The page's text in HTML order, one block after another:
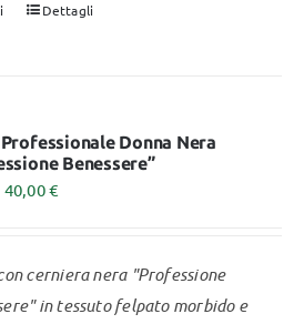
Questo
varianti.
Le
opzioni
Dettagli
Donna Nera
Benessere”
40,00€
cerniera nera "Professione
in tessuto felpato morbido e